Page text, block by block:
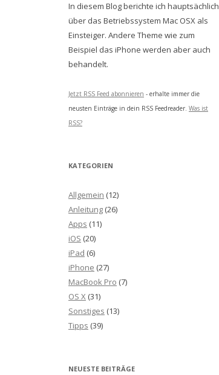
In diesem Blog berichte ich hauptsächlich
über das Betriebssystem Mac OSX als
Einsteiger. Andere Theme wie zum
Beispiel das iPhone werden aber auch
behandelt.
Jetzt RSS Feed abonnieren - erhalte immer die
neusten Einträge in dein RSS Feedreader. Was ist
RSS?
KATEGORIEN
Allgemein (12)
Anleitung (26)
Apps (11)
iOS (20)
iPad (6)
iPhone (27)
MacBook Pro (7)
OS X (31)
Sonstiges (13)
Tipps (39)
NEUESTE BEITRÄGE